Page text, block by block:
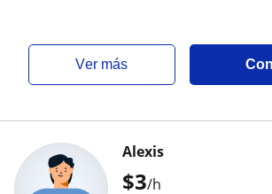
ver más
$3/h
Alexis